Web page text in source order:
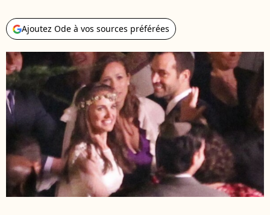
Ajoutez Ode à vos sources préférées